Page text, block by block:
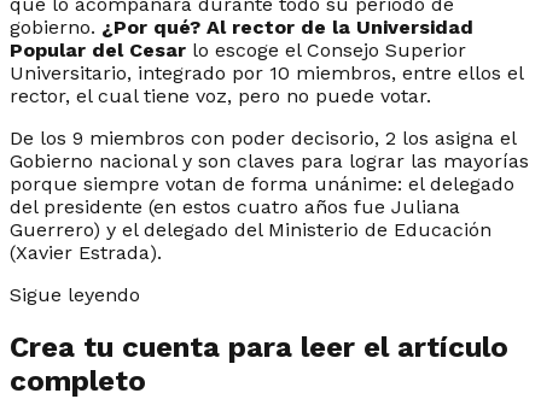
gobierno. ¿Por qué? Al rector de la Universidad
Popular del Cesar lo escoge el Consejo Superior
Universitario, integrado por 10 miembros, entre ellos el
rector, el cual tiene voz, pero no puede votar.
De los 9 miembros con poder decisorio, 2 los asigna el
Gobierno nacional y son claves para lograr las mayorías
porque siempre votan de forma unánime: el delegado
del presidente (en estos cuatro años fue Juliana
Guerrero) y el delegado del Ministerio de Educación
(Xavier Estrada).
Sigue leyendo
Crea tu cuenta para leer el artículo
completo